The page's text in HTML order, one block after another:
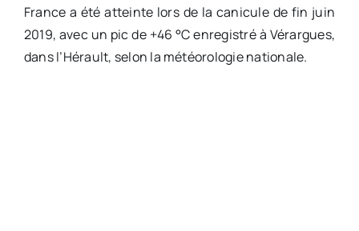
France a été atteinte lors de la canicule de fin juin
2019, avec un pic de +46 °C enregistré à Vérargues,
dans l’Hérault, selon la météorologie nationale.